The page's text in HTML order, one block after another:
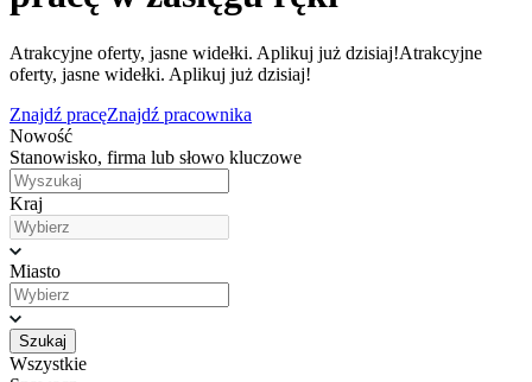
Atrakcyjne oferty, jasne widełki. Aplikuj już dzisiaj!Atrakcyjne
oferty, jasne widełki. Aplikuj już dzisiaj!
Znajdź pracęZnajdź pracownika
Nowość
Stanowisko, firma lub słowo kluczowe
Kraj
Miasto
Szukaj
Wszystkie